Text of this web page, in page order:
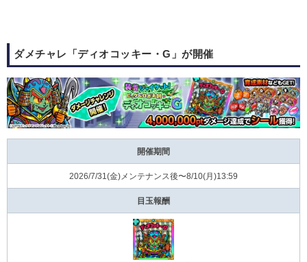
ダメチャレ「ディオコッキー・G」が開催
開催期間
2026/7/31(⾦)メンテナンス後〜8/10(⽉)13:59
目玉報酬